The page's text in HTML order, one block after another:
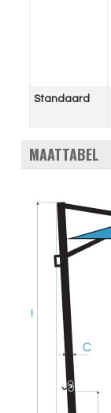
Standaard
MAATTABEL